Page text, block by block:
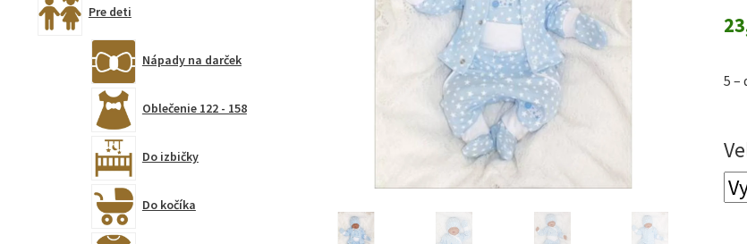
5 –
Pre deti
Nápady na darček
Oblečenie 122 - 158
Do izbičky
Do kočíka